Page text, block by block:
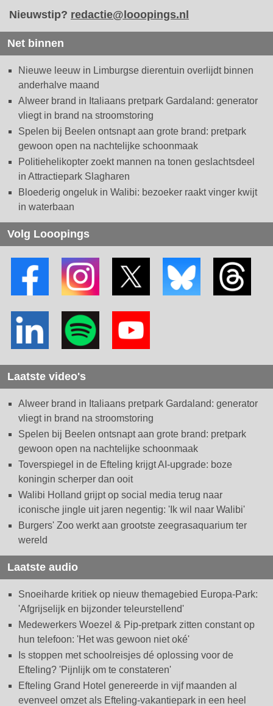
Nieuwstip? redactie@looopings.nl
Net binnen
Nieuwe leeuw in Limburgse dierentuin overlijdt binnen
anderhalve maand
Alweer brand in Italiaans pretpark Gardaland: generator
vliegt in brand na stroomstoring
Spelen bij Beelen ontsnapt aan grote brand: pretpark
gewoon open na nachtelijke schoonmaak
Politiehelikopter zoekt mannen na tonen geslachtsdeel
in Attractiepark Slagharen
Bloederig ongeluk in Walibi: bezoeker raakt vinger kwijt
in waterbaan
Volg Looopings
Laatste video's
Alweer brand in Italiaans pretpark Gardaland: generator
vliegt in brand na stroomstoring
Spelen bij Beelen ontsnapt aan grote brand: pretpark
gewoon open na nachtelijke schoonmaak
Toverspiegel in de Efteling krijgt AI-upgrade: boze
koningin scherper dan ooit
Walibi Holland grijpt op social media terug naar
iconische jingle uit jaren negentig: 'Ik wil naar Walibi'
Burgers' Zoo werkt aan grootste zeegrasaquarium ter
wereld
Laatste audio
Snoeiharde kritiek op nieuw themagebied Europa-Park:
'Afgrijselijk en bijzonder teleurstellend'
Medewerkers Woezel & Pip-pretpark zitten constant op
hun telefoon: 'Het was gewoon niet oké'
Is stoppen met schoolreisjes dé oplossing voor de
Efteling? 'Pijnlijk om te constateren'
Efteling Grand Hotel genereerde in vijf maanden al
evenveel omzet als Efteling-vakantiepark in een heel